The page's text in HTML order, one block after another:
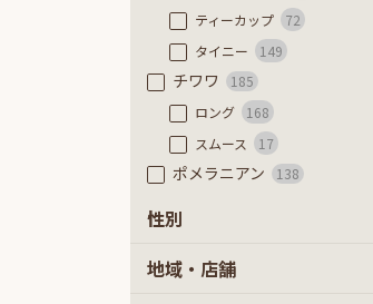
ティーカップ
72
タイニー
149
チワワ
185
ロング
168
スムース
17
ポメラニアン 138
フレンチブルドッグ（フラッ
性別
男の子 0
地域・店舗